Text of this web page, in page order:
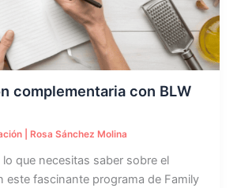
complementaria con BLW
Rosa Sánchez Molina
lo que necesitas saber sobre el
este fascinante programa de Family